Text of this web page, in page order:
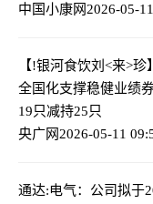
中国小康网2026-05-
【!银河食饮刘<来>
全国化支撑稳健业绩
19只减持25只
央广网2026-05-11
通达:电气：公司拟于